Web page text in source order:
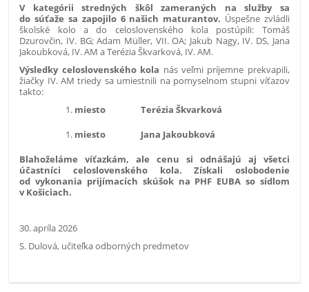
V kategórii stredných škôl zameraných na služby sa
do súťaže sa zapojilo 6 našich maturantov. Úspešne zvládli
školské kolo a do celoslovenského kola postúpili:
Tomáš
Dzurovčin, IV. BG; Adam Müller, VII. OA; Jakub Nagy, IV. DS, Jana
Jakoubková, IV. AM a Terézia Škvarková, IV. AM.
Výsledky celoslovenského kola nás veľmi príjemne prekvapili,
žiačky IV. AM triedy sa umiestnili na pomyselnom stupni víťazov
takto:
miesto Terézia Škvarková
miesto Jana Jakoubková
Blahoželáme víťazkám, ale cenu si odnášajú aj všetci
účastníci celoslovenského kola. Získali oslobodenie
od vykonania prijímacích skúšok na PHF EUBA so sídlom
v Košiciach.
30. apríla 2026
S. Dulová, učiteľka odborných predmetov